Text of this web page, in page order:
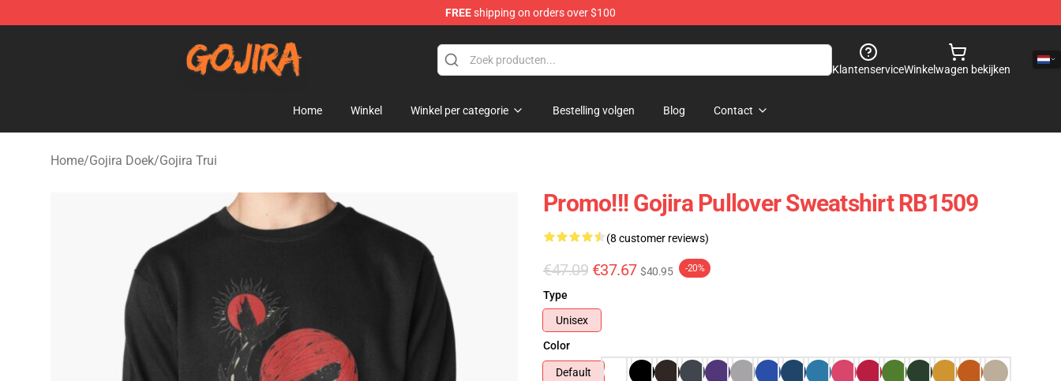
FREEshipping on orders over $100
KlantenserviceWinkelwagen bekijken
Home Winkel Winkel per categorie Bestelling volgen Blog Contact
Home/Gojira Doek/Gojira Trui
Promo!!! Gojira Pullover Sweatshirt RB1509
(8 customer reviews)
€47.09 €37.67 $40.95 -20%
Type
Unisex
Color
Default